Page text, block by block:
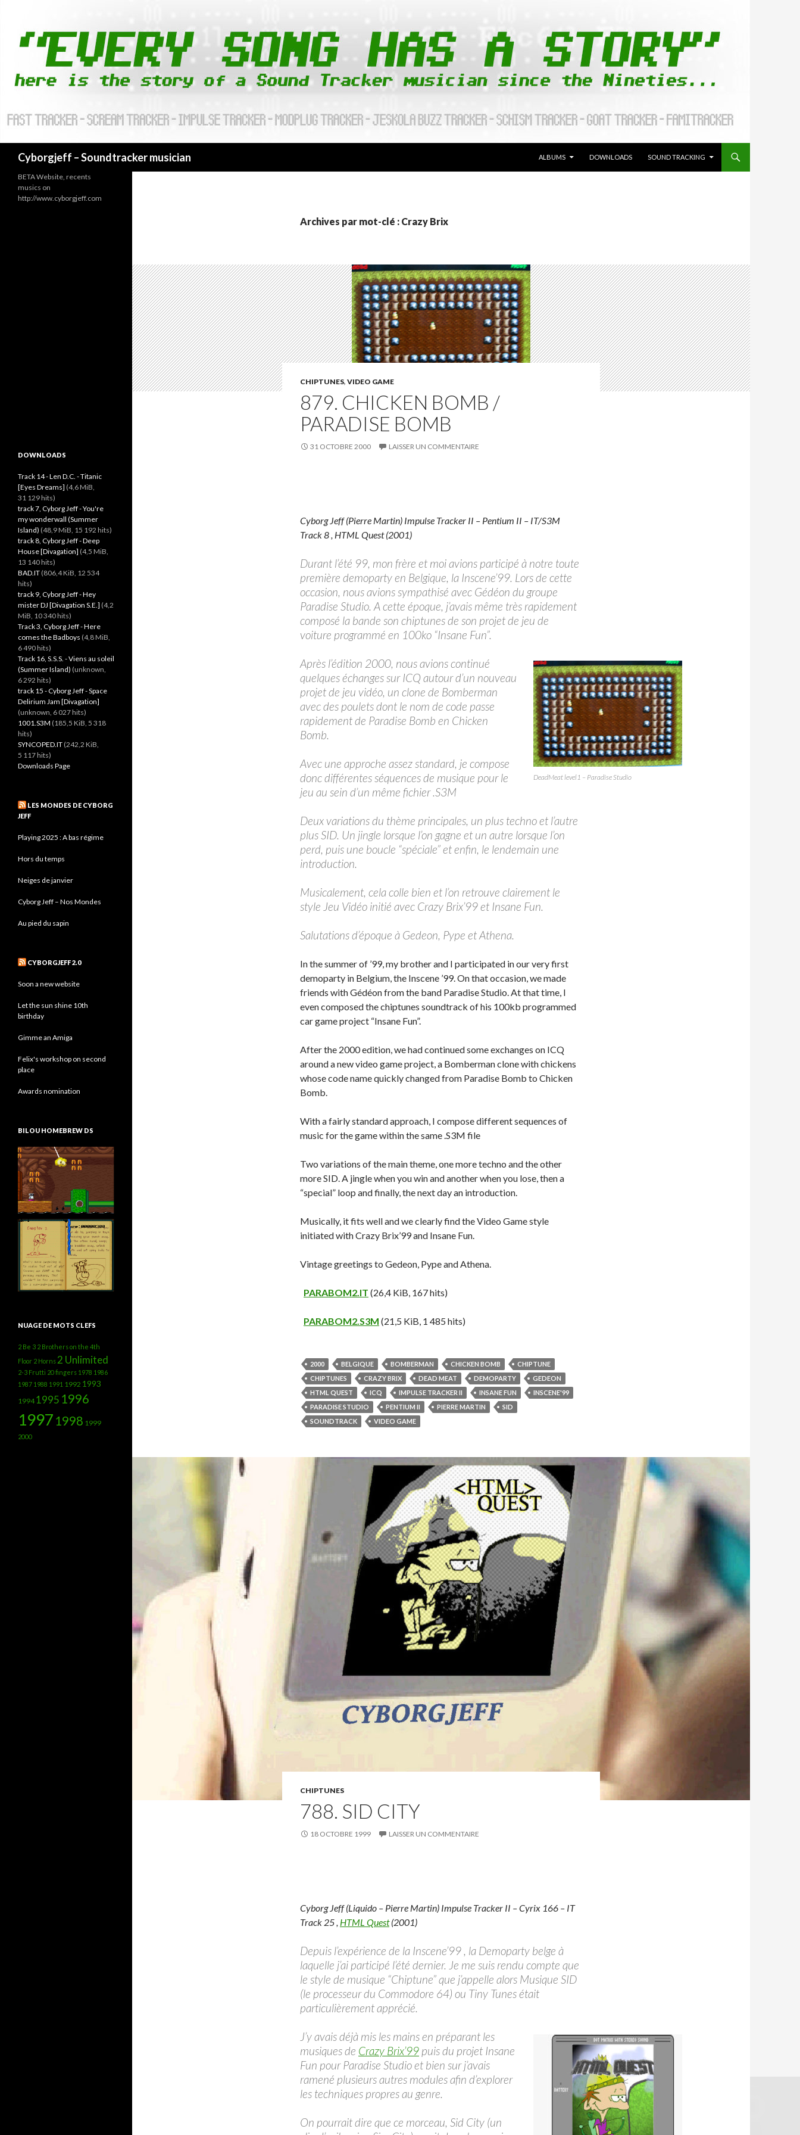
Cyborgjeff – Soundtracker musician
ALBUMS
DOWNLOADS SOUND TRACKING
Archives par mot-clé : Crazy Brix
CHIPTUNES, VIDEO GAME
879. CHICKEN BOMB /
PARADISE BOMB
31 OCTOBRE 2000 LAISSER UN COMMENTAIRE
Cyborg Jeff (Pierre Martin) Impulse Tracker II – Pentium II – IT/S3M
Track 8 , HTML Quest (2001)
Durant l’été 99, mon frère et moi avions participé à notre toute
première demoparty en Belgique, la Inscene’99. Lors de cette
occasion, nous avions sympathisé avec Gédéon du groupe
Paradise Studio. A cette époque, j’avais même très rapidement
composé la bande son chiptunes de son projet de jeu de
voiture programmé en 100ko “Insane Fun”.
DeadMeat level1 – Paradise Studio
Après l’édition 2000, nous avions continué
quelques échanges sur ICQ autour d’un nouveau
projet de jeu vidéo, un clone de Bomberman
avec des poulets dont le nom de code passe
rapidement de Paradise Bomb en Chicken
Bomb.
Avec une approche assez standard, je compose
donc différentes séquences de musique pour le
jeu au sein d’un même fichier .S3M
Deux variations du thème principales, un plus techno et l’autre
plus SID. Un jingle lorsque l’on gagne et un autre lorsque l’on
perd, puis une boucle “spéciale” et enfin, le lendemain une
introduction.
Musicalement, cela colle bien et l’on retrouve clairement le
style Jeu Vidéo initié avec Crazy Brix’99 et Insane Fun.
Salutations d’époque à Gedeon, Pype et Athena.
In the summer of ’99, my brother and I participated in our very first
demoparty in Belgium, the Inscene ’99. On that occasion, we made
friends with Gédéon from the band Paradise Studio. At that time, I
even composed the chiptunes soundtrack of his 100kb programmed
car game project “Insane Fun”.
After the 2000 edition, we had continued some exchanges on ICQ
around a new video game project, a Bomberman clone with chickens
whose code name quickly changed from Paradise Bomb to Chicken
Bomb.
With a fairly standard approach, I compose different sequences of
music for the game within the same .S3M file
Two variations of the main theme, one more techno and the other
more SID. A jingle when you win and another when you lose, then a
“special” loop and finally, the next day an introduction.
Musically, it fits well and we clearly find the Video Game style
initiated with Crazy Brix’99 and Insane Fun.
Vintage greetings to Gedeon, Pype and Athena.
PARABOM2.IT (26,4 KiB, 167 hits)
PARABOM2.S3M (21,5 KiB, 1 485 hits)
2000 BELGIQUE BOMBERMAN CHICKEN BOMB
CHIPTUNE
CHIPTUNES
CRAZY BRIX DEAD MEAT DEMOPARTY
GEDEON
HTML QUEST
ICQ IMPULSE TRACKER II INSANE FUN
INSCENE'99
PARADISE STUDIO
PENTIUM II PIERRE MARTIN
SID
SOUNDTRACK
VIDEO GAME
CHIPTUNES
788. SID CITY
18 OCTOBRE 1999 LAISSER UN COMMENTAIRE
Cyborg Jeff (Liquido – Pierre Martin) Impulse Tracker II – Cyrix 166 – IT
Track 25 , HTML Quest(2001)
Depuis l’expérience de la Inscene’99 , la Demoparty belge à
laquelle j’ai participé l’été dernier. Je me suis rendu compte que
le style de musique “Chiptune” que j’appelle alors Musique SID
(le processeur du Commodore 64) ou Tiny Tunes était
particulièrement apprécié.
J’y avais déjà mis les mains en préparant les
musiques de Crazy Brix’99 puis du projet Insane
Fun pour Paradise Studio et bien sur j’avais
ramené plusieurs autres modules afin d’explorer
les techniques propres au genre.
On pourrait dire que ce morceau, Sid City (un
BETA Website, recents
musics on
http://www.cyborgjeff.com
DOWNLOADS
Track 14 - Len D.C. - Titanic
[Eyes Dreams] (4,6 MiB,
31 129 hits)
track 7, Cyborg Jeff - You're
my wonderwall (Summer
Island) (48,9 MiB, 15 192 hits)
track 8, Cyborg Jeff - Deep
House [Divagation] (4,5 MiB,
13 140 hits)
BAD.IT (806,4 KiB, 12 534
hits)
track 9, Cyborg Jeff - Hey
mister DJ [Divagation S.E.] (4,2
MiB, 10 340 hits)
Track 3, Cyborg Jeff - Here
comes the Badboys (4,8 MiB,
6 490 hits)
Track 16, S.S.S. - Viens au soleil
(Summer Island) (unknown,
6 292 hits)
track 15 - Cyborg Jeff - Space
Delirium Jam [Divagation]
(unknown, 6 027 hits)
1001.S3M (185,5 KiB, 5 318
hits)
SYNCOPED.IT (242,2 KiB,
5 117 hits)
Downloads Page
LES MONDES DE CYBORG
JEFF
Playing 2025 : A bas régime
Hors du temps
Neiges de janvier
Cyborg Jeff – Nos Mondes
Au pied du sapin
CYBORGJEFF 2.0
Soon a new website
Let the sun shine 10th
birthday
Gimme an Amiga
Felix's workshop on second
place
Awards nomination
BILOU HOMEBREW DS
NUAGE DE MOTS CLEFS
2 Be 3 2 Brothers on the 4th
Floor 2 Horns 2 Unlimited
2-3 Frutti 20 fingers 1978 1986
1987 1988 1991 1992 1993
1994 1995 1996
1997 1998 1999
2000